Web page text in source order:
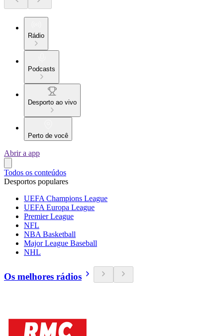
Rádio
Podcasts
Desporto ao vivo
Perto de você
Abrir a app
Todos os conteúdos
Desportos populares
UEFA Champions League
UEFA Europa League
Premier League
NFL
NBA Basketball
Major League Baseball
NHL
Os melhores rádios